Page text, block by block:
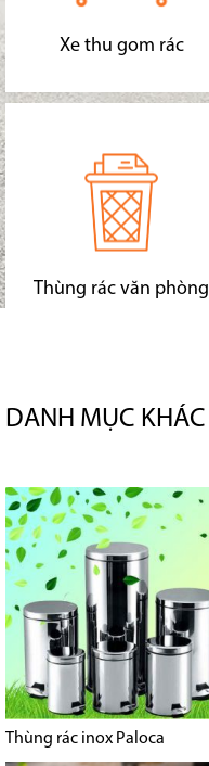
Xe thu gom rác
Thùng rác văn phòng
DANH MỤC KHÁC
Thùng rác inox Paloca